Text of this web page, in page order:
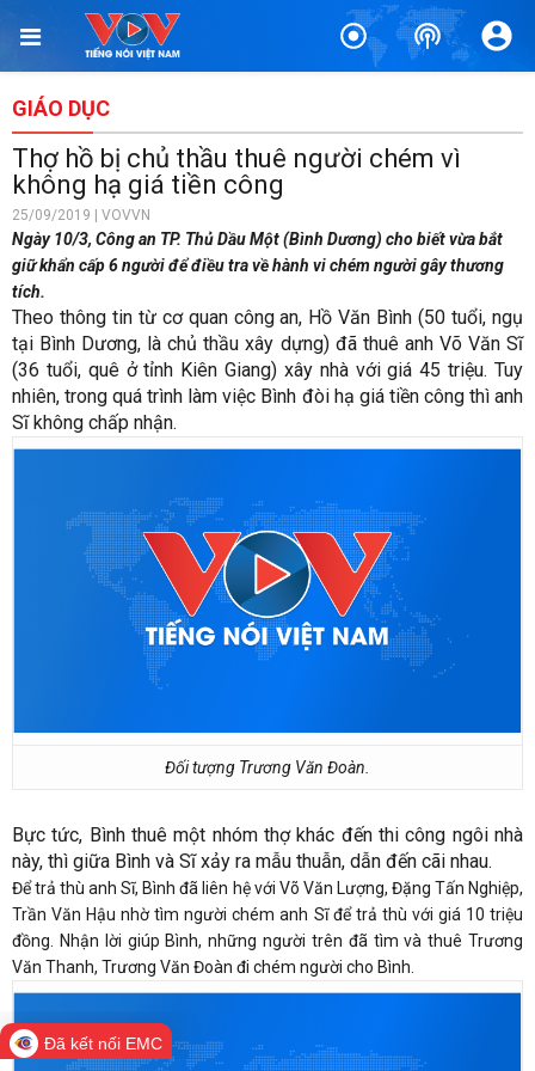
GIÁO DỤC
Thợ hồ bị chủ thầu thuê người chém vì
không hạ giá tiền công
25/09/2019 | VOVVN
Ngày 10/3, Công an TP. Thủ Dầu Một (Bình Dương) cho biết vừa bắt
giữ khẩn cấp 6 người để điều tra về hành vi chém người gây thương
tích.
Theo thông tin từ cơ quan công an, Hồ Văn Bình (50 tuổi, ngụ
tại Bình Dương, là chủ thầu xây dựng) đã thuê anh Võ Văn Sĩ
(36 tuổi, quê ở tỉnh Kiên Giang) xây nhà với giá 45 triệu. Tuy
nhiên, trong quá trình làm việc Bình đòi hạ giá tiền công thì anh
Sĩ không chấp nhận.
Đối tượng Trương Văn Đoàn.
Bực tức, Bình thuê một nhóm thợ khác đến thi công ngôi nhà
này, thì giữa Bình và Sĩ xảy ra mẫu thuẫn, dẫn đến cãi nhau.
Để trả thù anh Sĩ, Bình đã liên hệ với Võ Văn Lượng, Đặng Tấn Nghiệp,
Trần Văn Hậu nhờ tìm người chém anh Sĩ để trả thù với giá 10 triệu
đồng. Nhận lời giúp Bình, những người trên đã tìm và thuê Trương
Văn Thanh, Trương Văn Đoàn đi chém người cho Bình.
Đã kết nối EMC